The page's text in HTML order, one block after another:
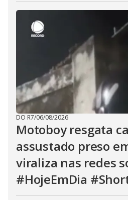
DO R7/06/08/2026
Motoboy resgata
assustado preso
viraliza nas redes
#HojeEmDia